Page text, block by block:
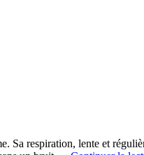
Sa respiration, lente et